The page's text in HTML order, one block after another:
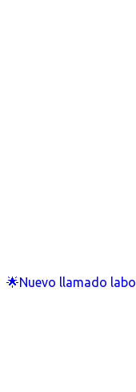
🌟Nuevo llamado